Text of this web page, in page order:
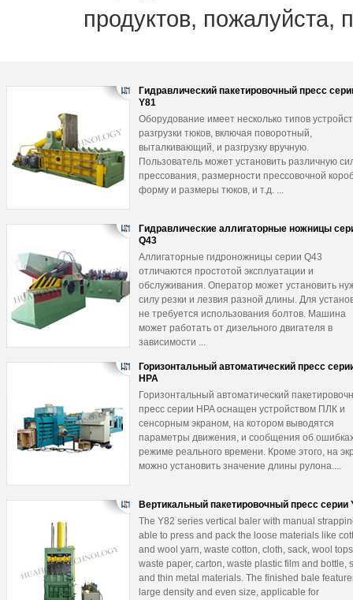
продуктов, пожалуйста,
Гидравлический пакетировочный пресс
Y81
Оборудование имеет несколько типов
разгрузки тюков, включая поворотный,
выталкивающий, и разгрузку вручную.
Пользователь может установить различную
прессования, размерности прессовочной
форму и размеры тюков, и т.д. ...
Гидравлические аллигаторные ножницы
Q43
Аллигаторные гидроножницы серии Q43
отличаются простотой эксплуатации и
обслуживания. Оператор может установить
силу резки и лезвия разной длины. Для
не требуется использования болтов. Машина
может работать от дизельного двигателя в
зависимости ...
Горизонтальный автоматический пресс
HPA
Горизонтальный автоматический
пресс серии HPA оснащен устройством ПЛК и
сенсорным экраном, на котором выводятся
параметры движения, и сообщения об
режиме реального времени. Кроме этого, на
можно установить значение длины рулона....
Вертикальный пакетировочный пресс серии
The Y82 series vertical baler with manual
able to press and pack the loose materials like
and wool yarn, waste cotton, cloth, sack, wool
waste paper, carton, waste plastic film and bottle,
and thin metal materials. The finished bale
large density and even size, applicable for